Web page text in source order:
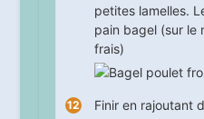
petites lamelles.
pain bagel (sur le
frais)
Finir en rajoutant